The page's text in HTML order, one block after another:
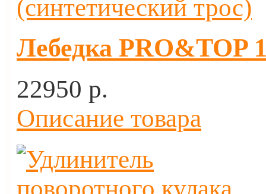
Лебедка PRO&TOP
22950 p.
Описание товара